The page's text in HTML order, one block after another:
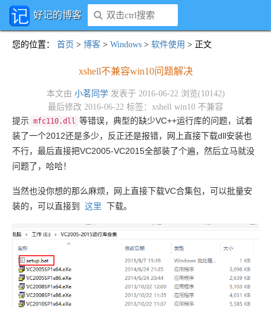
好记的博客
您的位置 ： 首页 > 博客 > Windows > 软件使用 > 正文
xshell不兼容win10问题解决
本文由 小茗同学发表于 2016-06-22 浏览(10142)
最后修改 2016-06-22 标签： xshell win10 不兼容
提示 mfc110.dll 等错误，典型的缺少VC++运行库的问题，试着
装了一个2012还是多少，反正还是报错，网上直接下载dll安装也
不行，最后直接把VC2005-VC2015全部装了个遍，然后立马就没
问题了，哈哈！
当然也没你想的那么麻烦，网上直接下载VC合集包，可以批量安
装的，可以直接到
这里 下载。